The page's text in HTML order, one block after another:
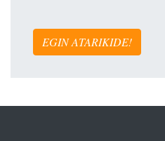
EGIN ATARIKIDE!